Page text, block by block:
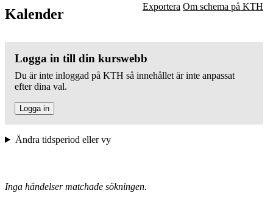
Kalender Exportera Om schema på KTH
Logga in till din kurswebb
Du är inte inloggad på KTH så innehållet är inte anpassat
efter dina val.
Logga in
Ändra tidsperiod eller vy
Inga händelser matchade sökningen.